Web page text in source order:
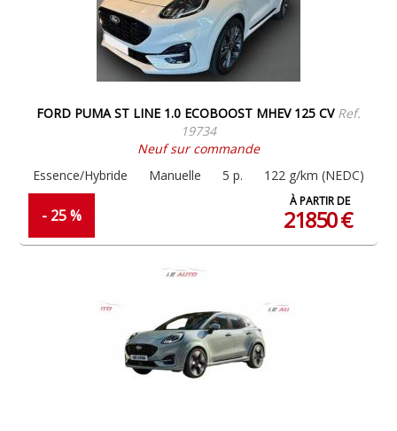
FORD PUMA ST LINE 1.0 ECOBOOST MHEV 125 CV Ref.
19734
Neuf sur commande
Essence/Hybride
Manuelle 5 p. 122 g/km (NEDC)
- 25 %
À PARTIR DE
21850 €